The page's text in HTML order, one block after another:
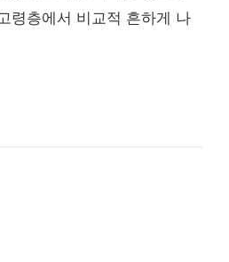
령층에서 비교적 흔하게 나